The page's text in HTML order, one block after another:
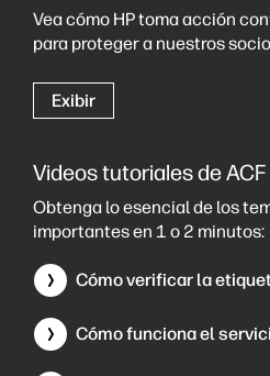
Vea cómo HP toma acción
para proteger a nuestros
Exibir
Videos tutoriales de ACF
Obtenga lo esencial de los
importantes en 1 o 2 minutos:
Cómo verificar la